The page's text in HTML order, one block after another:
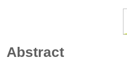
Abstract